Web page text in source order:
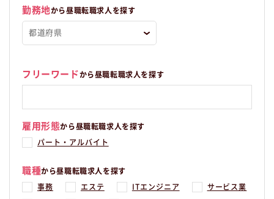
勤務地から昼職転職求人を探す
フリーワードから昼職転職求人を探す
雇用形態から昼職転職求人を探す
パート・アルバイト
職種から昼職転職求人を探す
事務 エステ ITエンジニア サービス業